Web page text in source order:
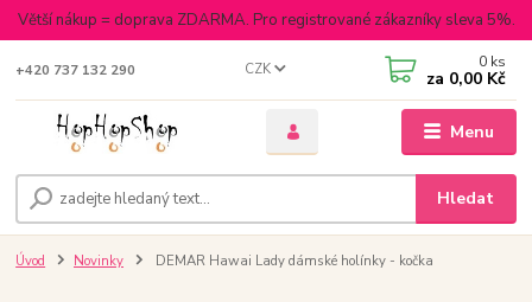
Větší nákup = doprava ZDARMA. Pro registrované zákazníky sleva 5%.
Menu
CZK
Hledat
+420 737 132 290 0 ks
za 0,00 Kč
Úvod Novinky DEMAR Hawai Lady dámské holínky - kočka